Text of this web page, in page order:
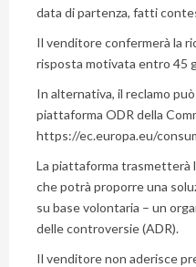
data di partenza, fatti
Il venditore confermerà la
risposta motivata entro 45
In alternativa, il reclamo
piattaforma ODR della
https://ec.europa.eu/
La piattaforma trasmetterà
che potrà proporre una
su base volontaria – un
delle controversie (ADR).
Il venditore non aderisce